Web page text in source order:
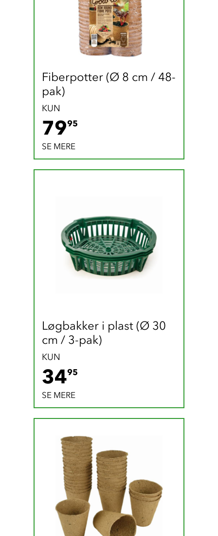
Fiberpotter (Ø 8 cm / 48-
pak)
KUN
7995
SE MERE
Løgbakker i plast (Ø 30
cm / 3-pak)
KUN
3495
SE MERE